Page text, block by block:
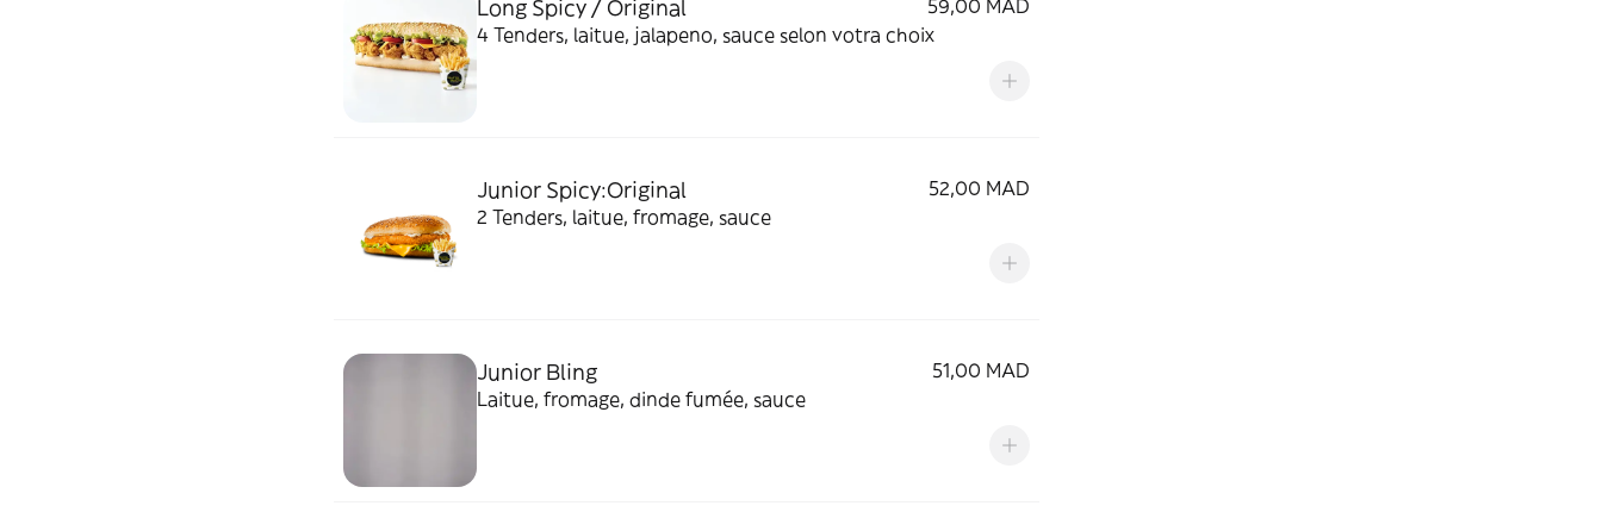
Long Spicy / Original
59,00 MAD
4 Tenders, laitue, jalapeno, sauce selon votra choix
Junior Spicy:Original
52,00 MAD
2 Tenders, laitue, fromage, sauce
Junior Bling
51,00 MAD
Laitue, fromage, dinde fumée, sauce